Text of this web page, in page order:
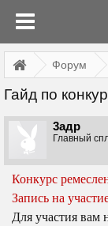
Форум
Гайд по
3адр
Главный
Конкурс
Запись на
Для участия вам